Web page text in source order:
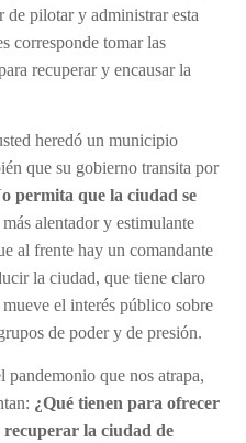
de pilotar y administrar esta
corresponde tomar las
recuperar y encausar la
heredó un municipio
que su gobierno transita por
permita que la ciudad se
alentador y estimulante
al frente hay un comandante
la ciudad, que tiene claro
el interés público sobre
de poder y de presión.
que nos atrapa,
¿Qué tienen para ofrecer
la ciudad de